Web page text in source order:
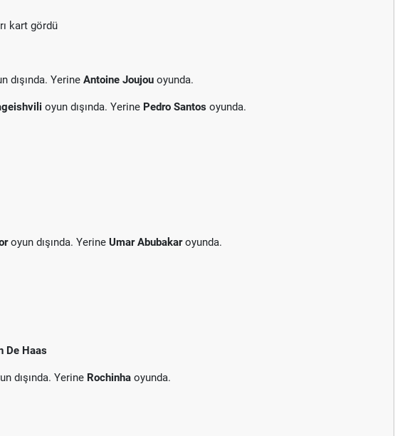
kart gördü
dışında. Yerine Antoine Joujou oyunda.
oyun dışında. Yerine Pedro Santos oyunda.
oyun dışında. Yerine Umar Abubakaroyunda.
De Haas
dışında. Yerine Rochinha oyunda.